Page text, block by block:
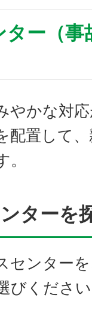
ー（事
やかな対
配置して
ターを
センター
びくださ